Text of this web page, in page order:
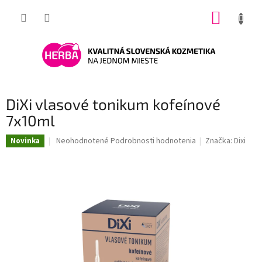
DiXi vlasové tonikum kofeínové
7x10ml
Novinka
Priemerné
hviezdičiek.
Neohodnotené Podrobnosti hodnotenia Značka:Dixi